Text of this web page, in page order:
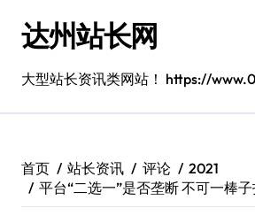
达州站长网
大型站长资讯类网站！ https://
首页 站长资讯 评论
2021
平台“二选一”是否垄断 不可一棒